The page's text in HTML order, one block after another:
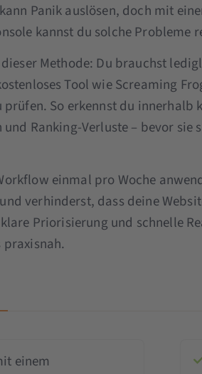
Panik auslösen, doch mit
kannst du solche Probleme
Methode: Du brauchst
Tool wie Screaming
prüfen. So erkennst du
Ranking-Verluste – bevor
einmal pro Woche
verhinderst, dass deine
Priorisierung und schnelle
praxisnah.
einem